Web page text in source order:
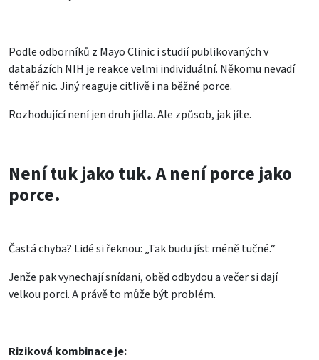
Podle odborníků z Mayo Clinic i studií publikovaných v
databázích NIH je reakce velmi individuální. Někomu nevadí
téměř nic. Jiný reaguje citlivě i na běžné porce.
Rozhodující není jen druh jídla. Ale způsob, jak jíte.
Není tuk jako tuk. A není porce jako
porce.
Častá chyba? Lidé si řeknou: „Tak budu jíst méně tučné.“
Jenže pak vynechají snídani, oběd odbydou a večer si dají
velkou porci. A právě to může být problém.
Riziková kombinace je: